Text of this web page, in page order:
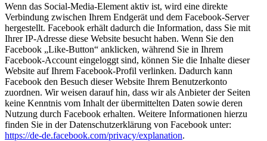
Wenn das Social-Media-Element aktiv ist, wird eine direkte
Verbindung zwischen Ihrem Endgerät und dem Facebook-Server
hergestellt. Facebook erhält dadurch die Information, dass Sie mit
Ihrer IP-Adresse diese Website besucht haben. Wenn Sie den
Facebook „Like-Button“ anklicken, während Sie in Ihrem
Facebook-Account eingeloggt sind, können Sie die Inhalte dieser
Website auf Ihrem Facebook-Profil verlinken. Dadurch kann
Facebook den Besuch dieser Website Ihrem Benutzerkonto
zuordnen. Wir weisen darauf hin, dass wir als Anbieter der Seiten
keine Kenntnis vom Inhalt der übermittelten Daten sowie deren
Nutzung durch Facebook erhalten. Weitere Informationen hierzu
finden Sie in der Datenschutzerklärung von Facebook unter:
https://de-de.facebook.com/privacy/explanation.